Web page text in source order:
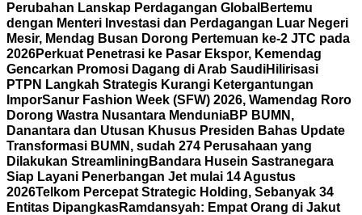
Perubahan Lanskap Perdagangan Global Bertemu
dengan Menteri Investasi dan Perdagangan Luar Negeri
Mesir, Mendag Busan Dorong Pertemuan ke-2 JTC pada
2026Perkuat Penetrasi ke Pasar Ekspor, Kemendag
Gencarkan Promosi Dagang di Arab SaudiHilirisasi
PTPN Langkah Strategis Kurangi Ketergantungan
ImporSanur Fashion Week (SFW) 2026, Wamendag Roro
Dorong Wastra Nusantara MenduniaBP BUMN,
Danantara dan Utusan Khusus Presiden Bahas Update
Transformasi BUMN, sudah 274 Perusahaan yang
Dilakukan Streamlining Bandara Husein Sastranegara
Siap Layani Penerbangan Jet mulai 14 Agustus
2026Telkom Percepat Strategic Holding, Sebanyak 34
Entitas DipangkasRamdansyah: Empat Orang di Jakut